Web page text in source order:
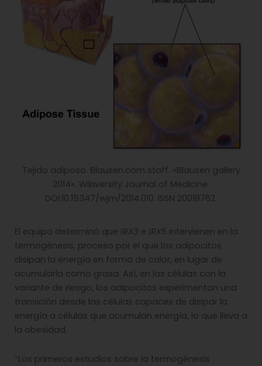
Tejido adiposo. Blausen.com staff. «Blausen gallery
2014». Wikiversity Journal of Medicine.
DOI:10.15347/wjm/2014.010. ISSN 20018762.
El equipo determinó que IRX3 e IRX5 intervienen en la
termogénesis, proceso por el que los adipocitos
disipan la energía en forma de calor, en lugar de
acumularla como grasa. Así, en las células con la
variante de riesgo, los adipocitos experimentan una
transición desde las células capaces de disipar la
energía a células que acumulan energía, lo que lleva a
la obesidad.
“Los primeros estudios sobre la termogénesis